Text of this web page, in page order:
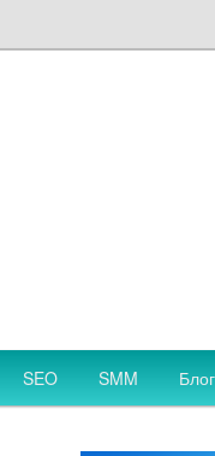
SEO SMM Блог